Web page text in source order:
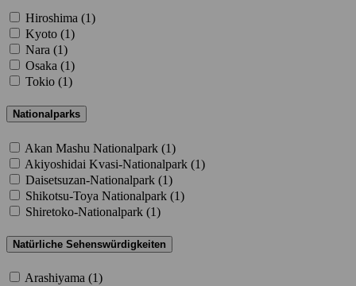
Hiroshima (1)
Kyoto (1)
Nara (1)
Osaka (1)
Tokio (1)
Nationalparks
Akan Mashu Nationalpark (1)
Akiyoshidai Kvasi-Nationalpark (1)
Daisetsuzan-Nationalpark (1)
Shikotsu-Toya Nationalpark (1)
Shiretoko-Nationalpark (1)
Natürliche Sehenswürdigkeiten
Arashiyama (1)